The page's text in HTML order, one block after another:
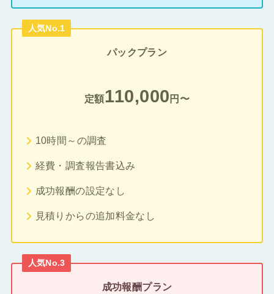
人気No.1
パックプラン
定額110,000 円〜
10時間～の調査
経費・調査報告書込み
成功報酬の設定なし
見積りからの追加料金なし
人気No.3
成功報酬プラン